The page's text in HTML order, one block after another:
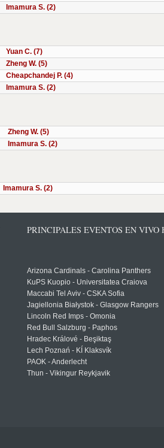
Imamura S. (2)
Yuan C. (7)
Zheng W. (5)
Cheapchandej P. (4)
Imamura S. (2)
Zheng W. (5)
Imamura S. (2)
Imamura S. (2)
PRINCIPALES EVENTOS EN VIVO
Arizona Cardinals - Carolina Panthers
KuPS Kuopio - Universitatea Craiova
Maccabi Tel Aviv - CSKA Sofia
Jagiellonia Białystok - Glasgow Rangers
Lincoln Red Imps - Omonia
Red Bull Salzburg - Paphos
Hradec Králové - Beşiktaş
Lech Poznań - KÍ Klaksvík
PAOK - Anderlecht
Thun - Vikingur Reykjavik